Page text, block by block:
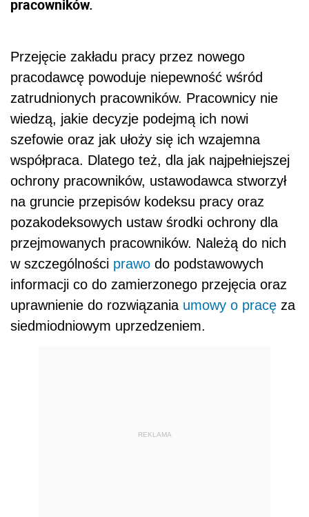
pracowników.
Przejęcie zakładu pracy przez nowego
pracodawcę powoduje niepewność wśród
zatrudnionych pracowników. Pracownicy nie
wiedzą, jakie decyzje podejmą ich nowi
szefowie oraz jak ułoży się ich wzajemna
współpraca. Dlatego też, dla jak najpełniejszej
ochrony pracowników, ustawodawca stworzył
na gruncie przepisów kodeksu pracy oraz
pozakodeksowych ustaw środki ochrony dla
przejmowanych pracowników. Należą do nich
w szczególności prawo do podstawowych
informacji co do zamierzonego przejęcia oraz
uprawnienie do rozwiązania umowy o pracę za
siedmiodniowym uprzedzeniem.
REKLAMA